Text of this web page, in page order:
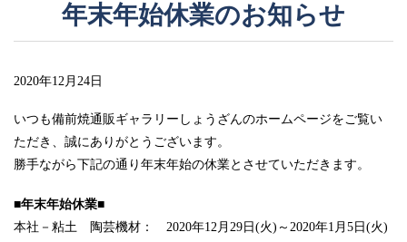
年末年始休業のお知らせ
2020年12月24日
いつも備前焼通販ギャラリーしょうざんのホームページをご覧い
ただき、誠にありがとうございます。
勝手ながら下記の通り年末年始の休業とさせていただきます。
■年末年始休業■
本社－粘土 陶芸機材： 2020年12月29日(火)～2020年1月5日(火)